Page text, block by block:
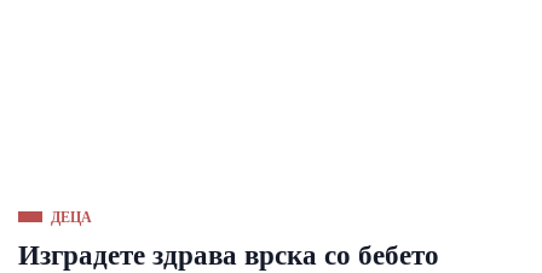
ДЕЦА
Изградете здрава врска со бебето